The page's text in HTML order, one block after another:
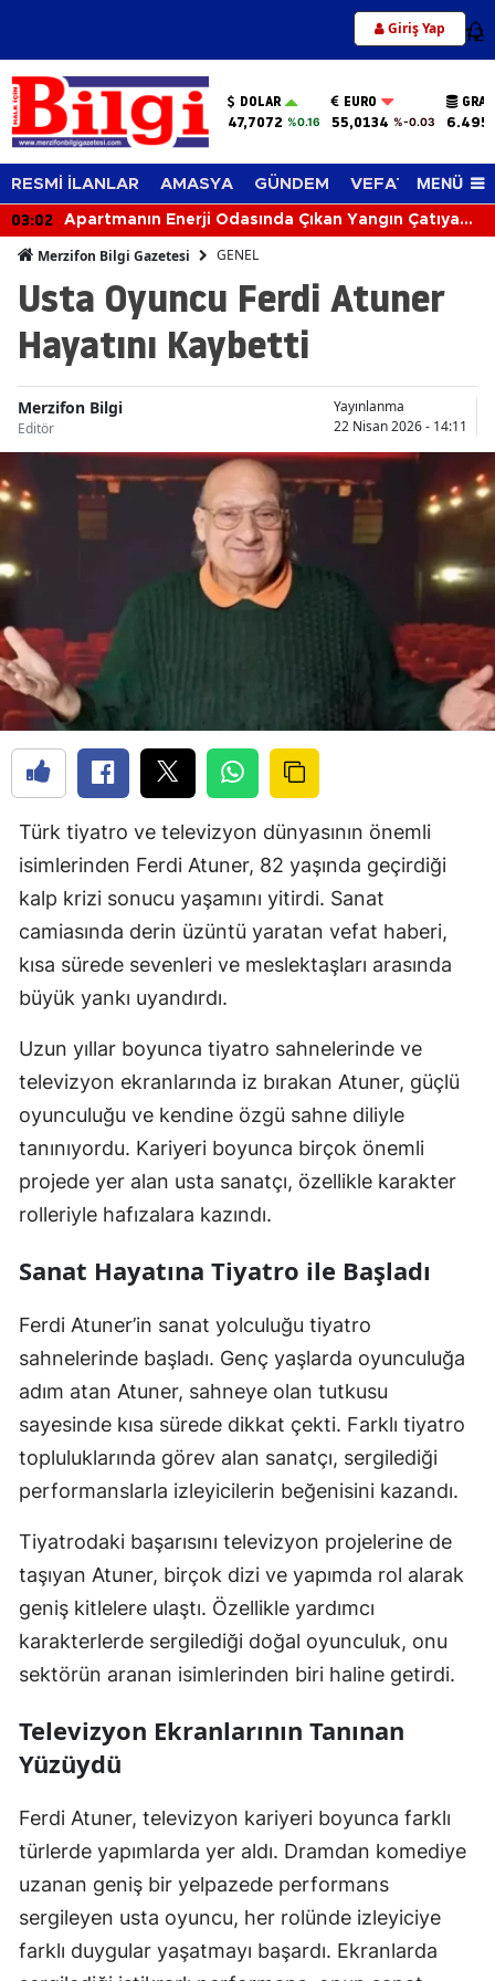
Giriş Yap 12
DOLAR
47,7072 %0.16
EURO
55,0134 %-0.03
RESMİ İLANLAR AMASYA GÜNDEM VEFAT EDENLER
MENÜ
03:02
Apartmanın Enerji Odasında Çıkan Yangın Çatıya
Merzifon Bilgi Gazetesi GENEL
Usta Oyuncu Ferdi Atuner
Hayatını Kaybetti
Merzifon Bilgi
Editör
Yayınlanma
22 Nisan 2026 - 14:11
Türk tiyatro ve televizyon dünyasının önemli
isimlerinden Ferdi Atuner, 82 yaşında geçirdiği
kalp krizi sonucu yaşamını yitirdi. Sanat
camiasında derin üzüntü yaratan vefat haberi,
kısa sürede sevenleri ve meslektaşları arasında
büyük yankı uyandırdı.
Uzun yıllar boyunca tiyatro sahnelerinde ve
televizyon ekranlarında iz bırakan Atuner, güçlü
oyunculuğu ve kendine özgü sahne diliyle
tanınıyordu. Kariyeri boyunca birçok önemli
projede yer alan usta sanatçı, özellikle karakter
rolleriyle hafızalara kazındı.
Sanat Hayatına Tiyatro ile Başladı
Ferdi Atuner’in sanat yolculuğu tiyatro
sahnelerinde başladı. Genç yaşlarda oyunculuğa
adım atan Atuner, sahneye olan tutkusu
sayesinde kısa sürede dikkat çekti. Farklı tiyatro
topluluklarında görev alan sanatçı, sergilediği
performanslarla izleyicilerin beğenisini kazandı.
Tiyatrodaki başarısını televizyon projelerine de
taşıyan Atuner, birçok dizi ve yapımda rol alarak
geniş kitlelere ulaştı. Özellikle yardımcı
karakterlerde sergilediği doğal oyunculuk, onu
sektörün aranan isimlerinden biri haline getirdi.
Televizyon Ekranlarının Tanınan
Yüzüydü
Ferdi Atuner, televizyon kariyeri boyunca farklı
türlerde yapımlarda yer aldı. Dramdan komediye
uzanan geniş bir yelpazede performans
sergileyen usta oyuncu, her rolünde izleyiciye
farklı duygular yaşatmayı başardı. Ekranlarda